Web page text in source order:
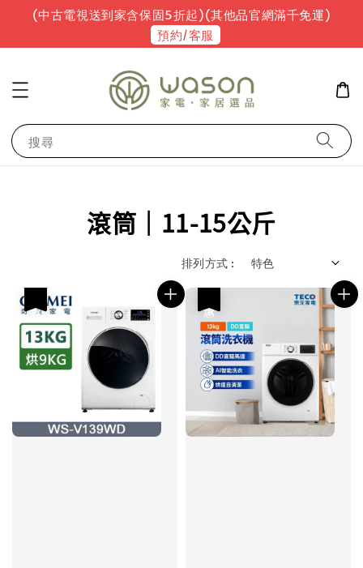
(中古電視送到家含保固5折起)(其他品官網滿千免運)
預約/客服
搜尋
滾筒｜11-15公斤
排列方式 :